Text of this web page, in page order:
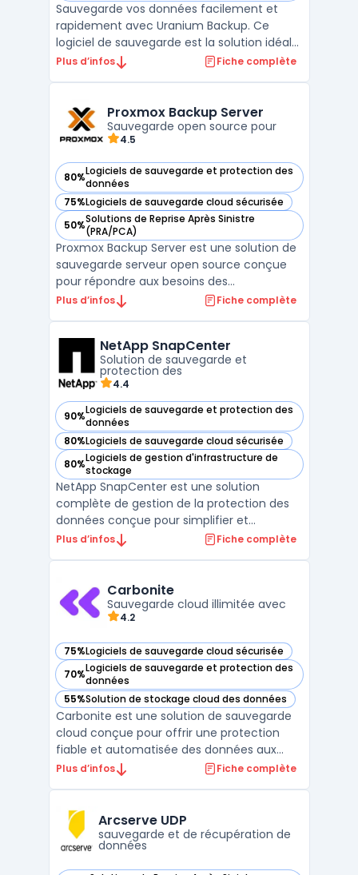
Sauvegarde vos données facilement et
rapidement avec Uranium Backup. Ce
logiciel de sauvegarde est la solution idéale
pour sécuriser vos fichiers sur tous types de
Uranium Backup offre une interface simple
d'utilisati ...
Plus d’infos Fiche complète
Proxmox Backup Server
Sauvegarde open source pour
4.5
80%Logiciels de sauvegarde et protection des
données
— voir Proxmox Backup Server dans cette catégorie
75%Logiciels de sauvegarde cloud sécurisée
— voir Proxmox Backup Server dans cette catégorie
50%Solutions de Reprise Après Sinistre
(PRA/PCA)
— voir Proxmox Backup Server dans cette catégorie
Proxmox Backup Server est une solution de
sauvegarde serveur open source conçue
pour répondre aux besoins des
environnements de virtualisation et des
des fonctionnalités de sauvegarde et
récupération des données optim ...
Plus d’infos Fiche complète
NetApp SnapCenter
Solution de sauvegarde et
protection des
4.4
90%Logiciels de sauvegarde et protection des
données
— voir NetApp SnapCenter dans cette catégorie
80%Logiciels de sauvegarde cloud sécurisée
— voir NetApp SnapCenter dans cette catégorie
80%Logiciels de gestion d'infrastructure de
stockage
— voir NetApp SnapCenter dans cette catégorie
NetApp SnapCenter est une solution
complète de gestion de la protection des
données conçue pour simplifier et
centraliser les processus de sauvegarde,
d'entreprise. Grâce à son interface unifiée,
SnapCenter permet aux admi ...
Plus d’infos Fiche complète
Carbonite
Sauvegarde cloud illimitée avec
4.2
75%Logiciels de sauvegarde cloud sécurisée
— voir Carbonite dans cette catégorie
70%Logiciels de sauvegarde et protection des
données
— voir Carbonite dans cette catégorie
55%Solution de stockage cloud des données
— voir Carbonite dans cette catégorie
Carbonite est une solution de sauvegarde
cloud conçue pour offrir une protection
fiable et automatisée des données aux
particuliers et aux entreprises. Grâce à son
documents, photos, vidéos et courriels, en
les stoc ...
Plus d’infos Fiche complète
Arcserve UDP
sauvegarde et de récupération de
données